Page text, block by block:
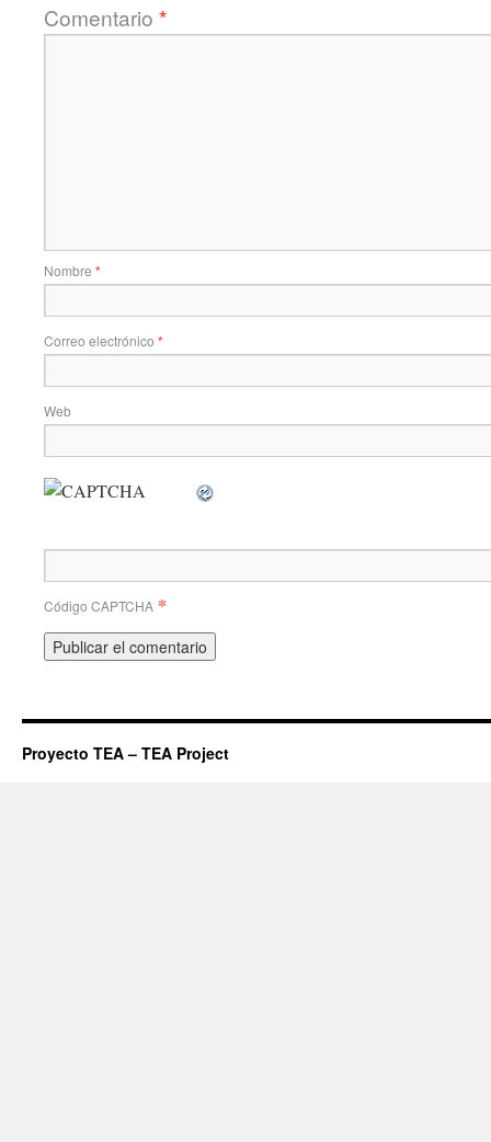
Comentario *
Nombre *
Correo electrónico *
Web
Código CAPTCHA *
Proyecto TEA – TEA Project